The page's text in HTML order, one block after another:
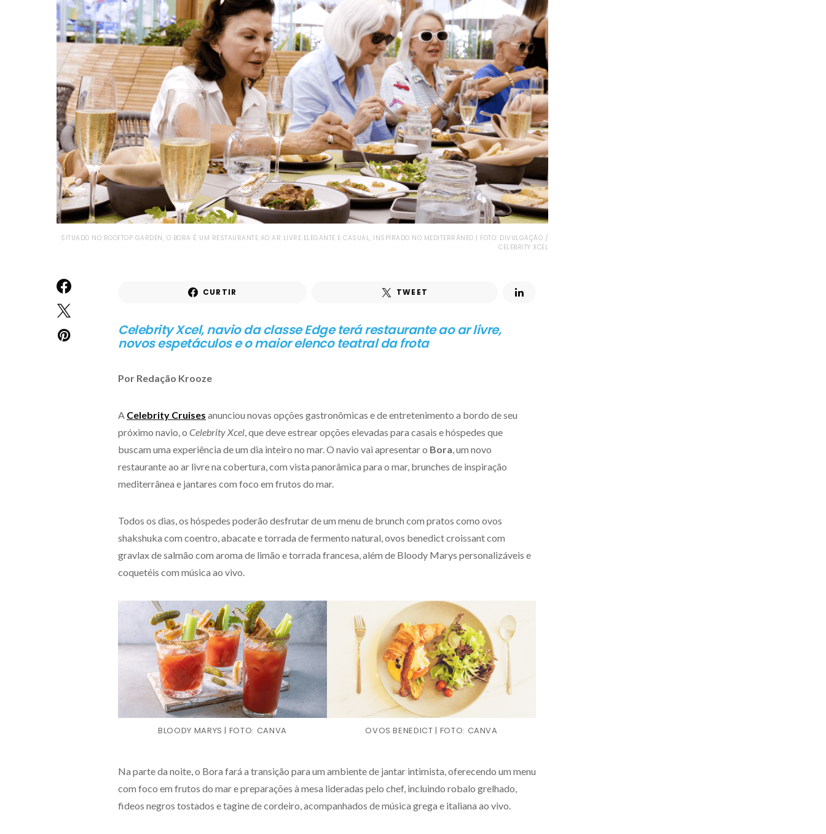
SITUADO NO ROOFTOP GARDEN, O BORA É UM RESTAURANTE AO AR LIVRE ELEGANTE E CASUAL, INSPIRADO NO MEDITERRÂNEO | FOTO: DIVULGAÇÃO /
CELEBRITY XCEL
CURTIR TWEET
Celebrity Xcel,navio da classe Edge terá restaurante ao ar livre,
novos espetáculos e o maior elenco teatral da frota
Por Redação Krooze
A Celebrity Cruises anunciou novas opções gastronômicas e de entretenimento a bordo de seu
próximo navio, o Celebrity Xcel, que deve estrear opções elevadas para casais e hóspedes que
buscam uma experiência de um dia inteiro no mar. O navio vai apresentar o Bora, um novo
restaurante ao ar livre na cobertura, com vista panorâmica para o mar, brunches de inspiração
mediterrânea e jantares com foco em frutos do mar.
Todos os dias, os hóspedes poderão desfrutar de um menu de brunch com pratos como ovos
shakshuka com coentro, abacate e torrada de fermento natural, ovos benedict croissant com
gravlax de salmão com aroma de limão e torrada francesa, além de Bloody Marys personalizáveis ​​e
coquetéis com música ao vivo.
BLOODY MARYS | FOTO: CANVA OVOS BENEDICT | FOTO: CANVA
Na parte da noite, o Bora fará a transição para um ambiente de jantar intimista, oferecendo um menu
com foco em frutos do mar e preparações à mesa lideradas pelo chef, incluindo robalo grelhado,
fideos negros tostados e tagine de cordeiro, acompanhados de música grega e italiana ao vivo.